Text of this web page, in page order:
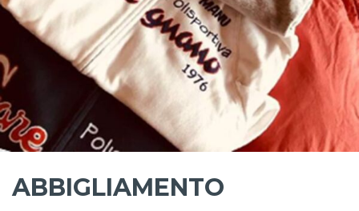
ABBIGLIAMENTO